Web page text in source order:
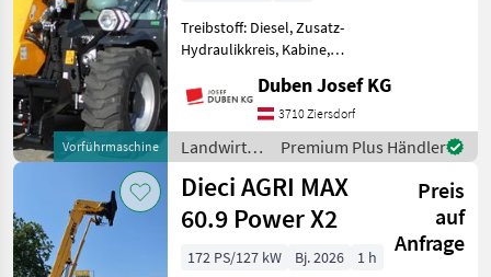
Vorführmaschine
Treibstoff: Diesel, Zusatz-
Hydraulikkreis, Kabine,
Schnellwechselrahmen,
hydr. Geräteverriegelung
Inkl. max. Tragkraft 2, 0 t,
Hubhöhe 4, 35 m,
Hydrostatantrieb, e
Duben Josef KG
3710 Ziersdorf
Landwirtsch.
Motorfahrzeuge
/ Dieci
Premium Plus Händler
Dieci AGRI MAX
60.9 Power X2
Preis
auf
Anfrage
172 PS/127 kW Bj. 2026
1 h